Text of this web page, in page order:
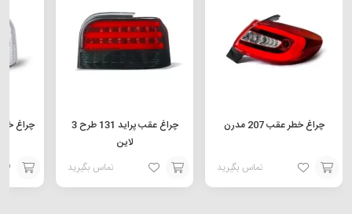
چراغ خطر عقب 207 مدرن
تماس بگیرید
افزودن
چراغ عقب پراید 131 طرح 3
لاین
تماس بگیرید
افزودن
چراغ خطر عقب
افزودن